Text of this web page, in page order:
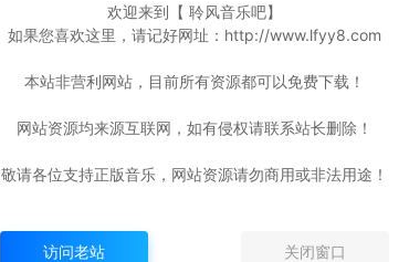
欢迎来到【 聆风音乐吧】
如果您喜欢这里，请记好网址：http://www.lfyy8.com
本站非营利网站，目前所有资源都可以免费下载！
网站资源均来源互联网，如有侵权请联系站长删除！
敬请各位支持正版音乐，网站资源请勿商用或非法用途！
访问老站 关闭窗口